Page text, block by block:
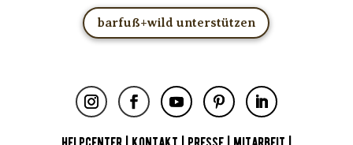
barfuß+wild unterstützen